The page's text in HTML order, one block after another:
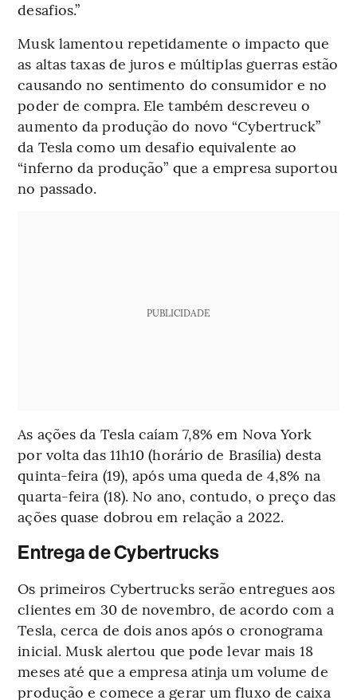
desafios.”
Musk lamentou repetidamente o impacto que
as altas taxas de juros e múltiplas guerras estão
causando no sentimento do consumidor e no
poder de compra. Ele também descreveu o
aumento da produção do novo “Cybertruck”
da Tesla como um desafio equivalente ao
“inferno da produção” que a empresa suportou
no passado.
PUBLICIDADE
As ações da Tesla caíam 7,8% em Nova York
por volta das 11h10 (horário de Brasília) desta
quinta-feira (19), após uma queda de 4,8% na
quarta-feira (18). No ano, contudo, o preço das
ações quase dobrou em relação a 2022.
Entrega de Cybertrucks
Os primeiros Cybertrucks serão entregues aos
clientes em 30 de novembro, de acordo com a
Tesla, cerca de dois anos após o cronograma
inicial. Musk alertou que pode levar mais 18
meses até que a empresa atinja um volume de
produção e comece a gerar um fluxo de caixa